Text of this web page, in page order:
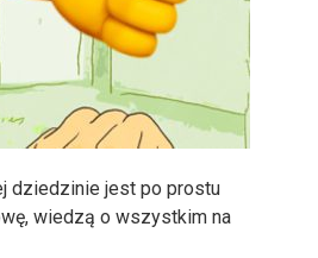
dziedzinie jest po prostu
wiedzą o wszystkim na